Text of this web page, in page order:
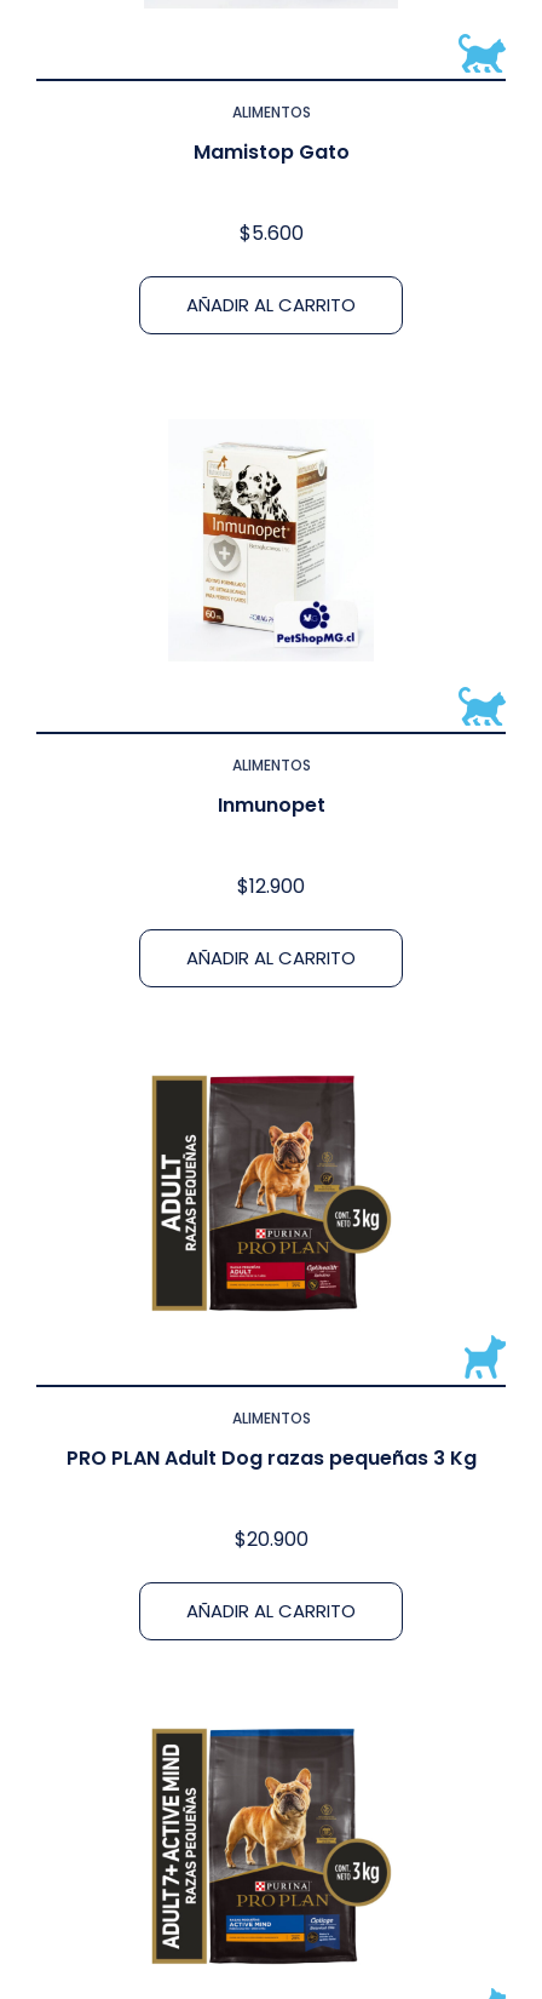
ALIMENTOS
Mamistop Gato
$5.600
AÑADIR AL CARRITO
ALIMENTOS
Inmunopet
$12.900
AÑADIR AL CARRITO
ALIMENTOS
PRO PLAN Adult Dog razas pequeñas 3 Kg
$20.900
AÑADIR AL CARRITO